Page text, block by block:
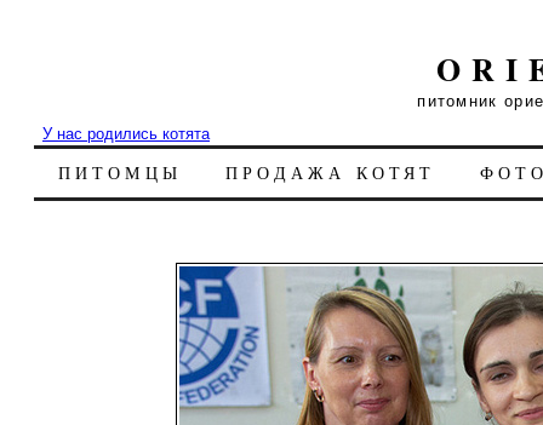
питомник
У нас родились котята
ПИТОМЦЫ ПРОДАЖА КОТЯТ